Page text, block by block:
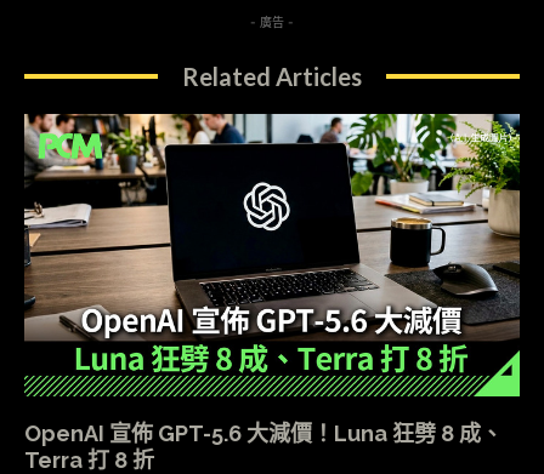
- 廣告 -
Related Articles
OpenAI 宣佈 GPT-5.6 大減價！Luna 狂劈 8 成、
Terra 打 8 折